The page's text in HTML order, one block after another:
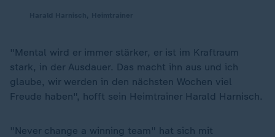
"Mental wird er immer stärker, er ist im Kraftraum
stark, in der Ausdauer. Das macht ihn aus und ich
glaube, wir werden in den nächsten Wochen viel
Freude haben", hofft sein Heimtrainer Harald Harnisch.
"Never change a winning team" hat sich mit